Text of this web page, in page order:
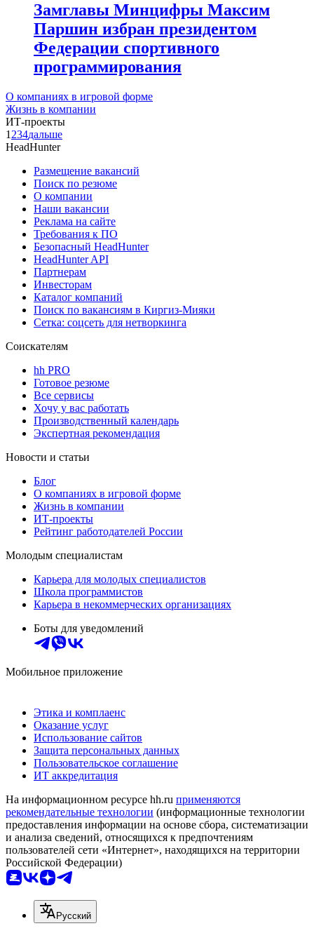
Замглавы Минцифры Максим
Паршин избран президентом
Федерации спортивного
программирования
О компаниях в игровой форме
Жизнь в компании
ИТ-проекты
1 234дальше
HeadHunter
Размещение вакансий
Поиск по резюме
О компании
Наши вакансии
Реклама на сайте
Требования к ПО
Безопасный HeadHunter
HeadHunter API
Партнерам
Инвесторам
Каталог компаний
Поиск по вакансиям в Киргиз-Мияки
Сетка: соцсеть для нетворкинга
Соискателям
hh PRO
Готовое резюме
Все сервисы
Хочу у вас работать
Производственный календарь
Экспертная рекомендация
Новости и статьи
Блог
О компаниях в игровой форме
Жизнь в компании
ИТ-проекты
Рейтинг работодателей России
Молодым специалистам
Карьера для молодых специалистов
Школа программистов
Карьера в некоммерческих организациях
Боты для уведомлений
Мобильное приложение
Этика и комплаенс
Оказание услуг
Использование сайтов
Защита персональных данных
Пользовательское соглашение
ИТ аккредитация
На информационном ресурсе hh.ru применяются
рекомендательные технологии (информационные технологии
предоставления информации на основе сбора, систематизации
и анализа сведений, относящихся к предпочтениям
пользователей сети «Интернет», находящихся на территории
Российской Федерации)
Русский